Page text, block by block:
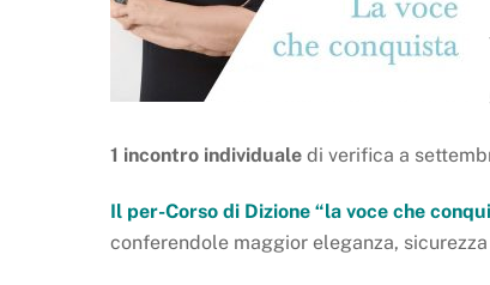
1 incontro individuale di verifica a
Il per-Corso di Dizione “la voce che
conferendole maggior eleganza,